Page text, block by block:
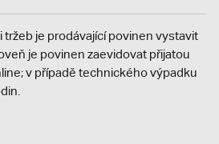
tržeb je prodávající povinen vystavit
je povinen zaevidovat přijatou
v případě technického výpadku